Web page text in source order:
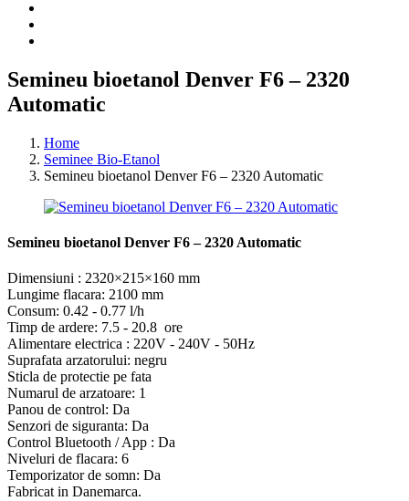
Semineu bioetanol Denver F6 – 2320
Automatic
Home
Seminee Bio-Etanol
Semineu bioetanol Denver F6 – 2320 Automatic
Semineu bioetanol Denver F6 – 2320 Automatic
Dimensiuni : 2320×215×160 mm
Lungime flacara: 2100 mm
Consum: 0.42 - 0.77 l/h
Timp de ardere: 7.5 - 20.8 ore
Alimentare electrica : 220V - 240V - 50Hz
Suprafata arzatorului: negru
Sticla de protectie pe fata
Numarul de arzatoare: 1
Panou de control: Da
Senzori de siguranta: Da
Control Bluetooth / App : Da
Niveluri de flacara: 6
Temporizator de somn: Da
Fabricat in Danemarca.